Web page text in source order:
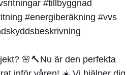
🌸🔨Nu är den perfekta